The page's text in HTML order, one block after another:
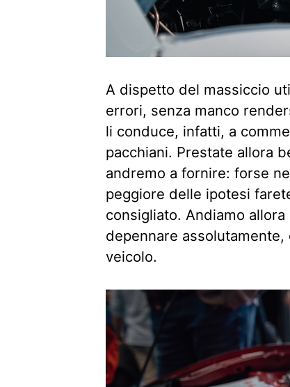
A dispetto del massiccio
errori, senza manco
li conduce, infatti, a
pacchiani. Prestate allora
andremo a fornire: forse
peggiore delle ipotesi
consigliato. Andiamo
depennare
veicolo.